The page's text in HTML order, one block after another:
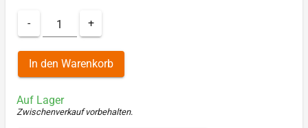
- +
In den Warenkorb
Auf Lager
Zwischenverkauf vorbehalten.